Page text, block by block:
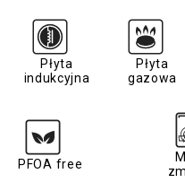
Płyta
indukcyjna
Płyta
gazowa
PFOA free